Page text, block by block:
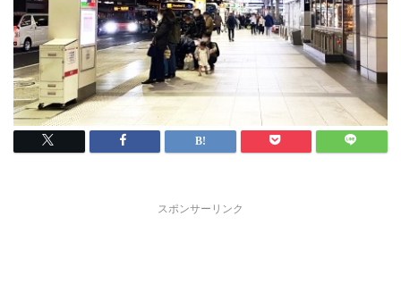
スポンサーリンク